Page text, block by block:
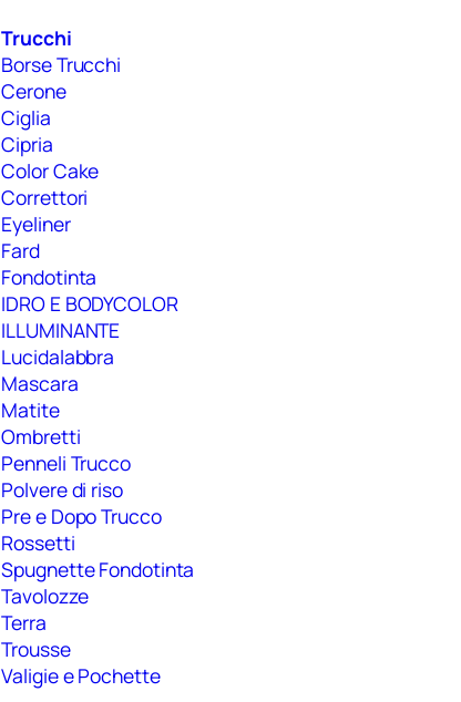
Trucchi
Borse Trucchi
Cerone
Ciglia
Cipria
Color Cake
Correttori
Eyeliner
Fard
Fondotinta
IDRO E BODYCOLOR
ILLUMINANTE
Lucidalabbra
Mascara
Matite
Ombretti
Penneli Trucco
Polvere di riso
Pre e Dopo Trucco
Rossetti
Spugnette Fondotinta
Tavolozze
Terra
Trousse
Valigie e Pochette